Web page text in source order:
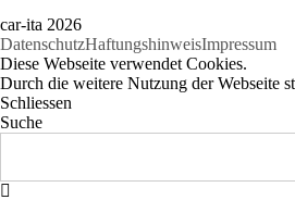
car-ita 2026
DatenschutzHaftungshinweisImpressum
Diese Webseite verwendet Cookies.
Durch die weitere Nutzung der Webseite
Schliessen
Suche